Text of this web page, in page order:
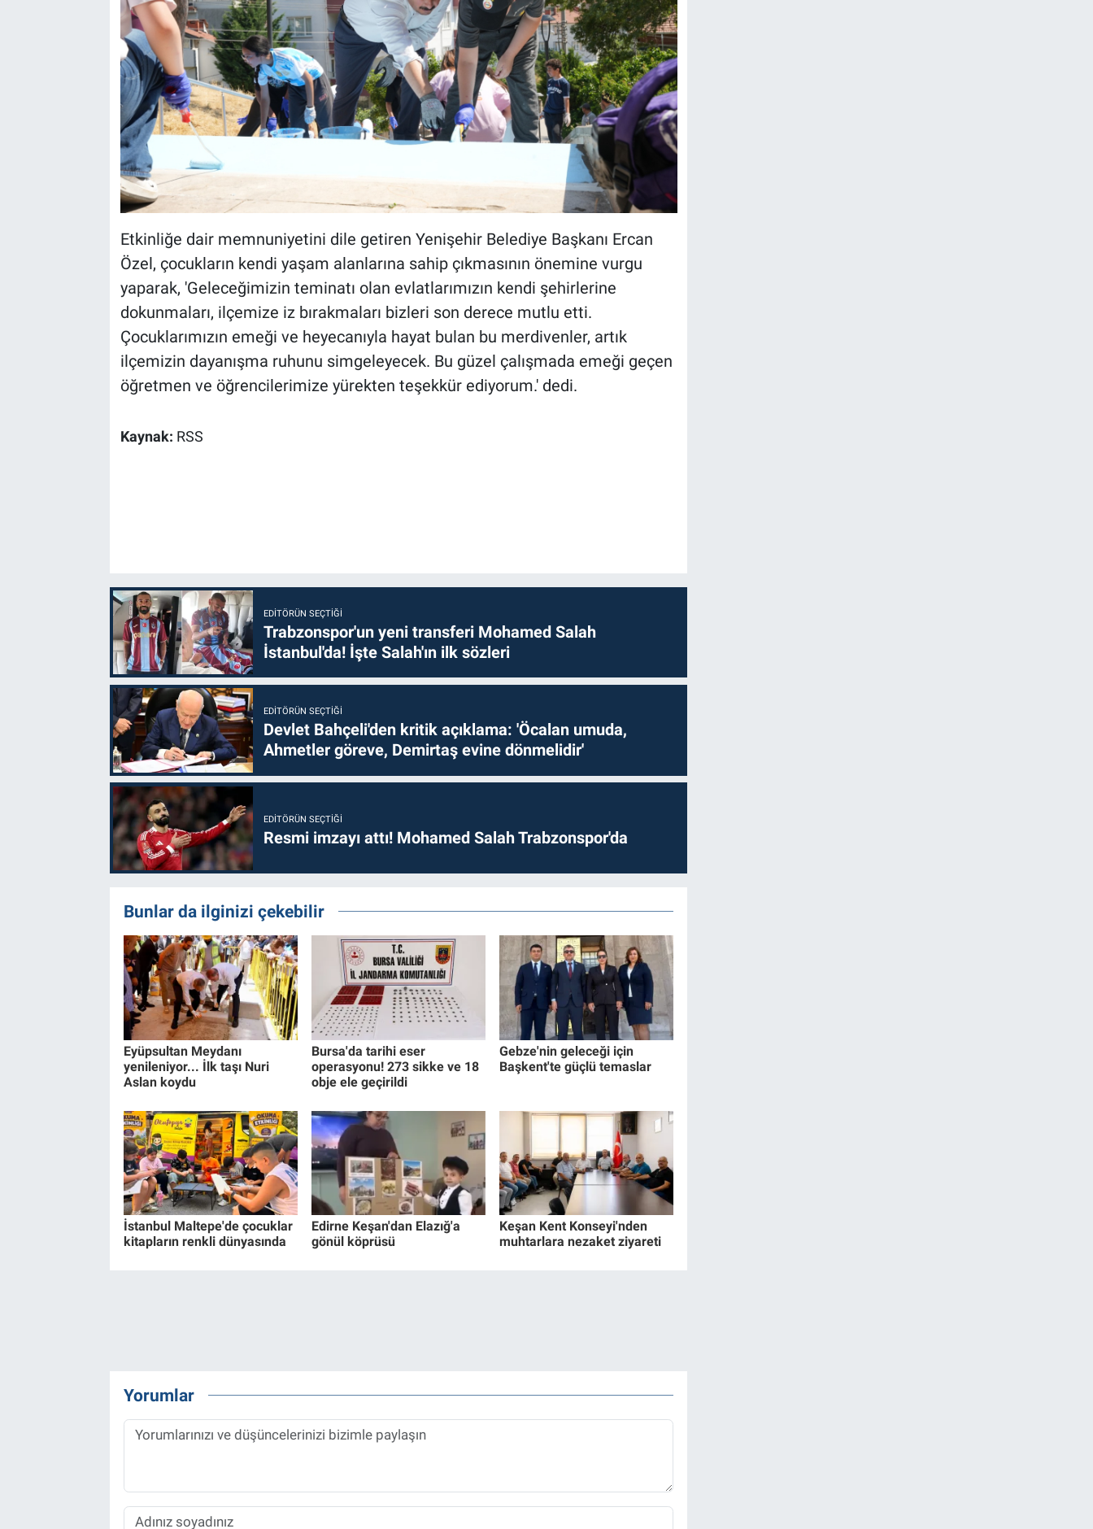
Etkinliğe dair memnuniyetini dile getiren Yenişehir Belediye Başkanı Ercan
Özel, çocukların kendi yaşam alanlarına sahip çıkmasının önemine vurgu
yaparak, 'Geleceğimizin teminatı olan evlatlarımızın kendi şehirlerine
dokunmaları, ilçemize iz bırakmaları bizleri son derece mutlu etti.
Çocuklarımızın emeği ve heyecanıyla hayat bulan bu merdivenler, artık
ilçemizin dayanışma ruhunu simgeleyecek. Bu güzel çalışmada emeği geçen
öğretmen ve öğrencilerimize yürekten teşekkür ediyorum.' dedi.
Kaynak: RSS
EDITÖRÜN SEÇTIĞI
Trabzonspor'un yeni transferi Mohamed Salah
İstanbul'da! İşte Salah'ın ilk sözleri
EDITÖRÜN SEÇTIĞI
Devlet Bahçeli'den kritik açıklama: 'Öcalan umuda,
Ahmetler göreve, Demirtaş evine dönmelidir'
EDITÖRÜN SEÇTIĞI
Resmi imzayı attı! Mohamed Salah Trabzonspor'da
Bunlar da ilginizi çekebilir
Eyüpsultan Meydanı
yenileniyor... İlk taşı Nuri
Aslan koydu
Bursa'da tarihi eser
operasyonu! 273 sikke ve 18
obje ele geçirildi
Gebze'nin geleceği için
Başkent'te güçlü temaslar
İstanbul Maltepe'de çocuklar
kitapların renkli dünyasında
Edirne Keşan'dan Elazığ'a
gönül köprüsü
Keşan Kent Konseyi'nden
muhtarlara nezaket ziyareti
Yorumlar